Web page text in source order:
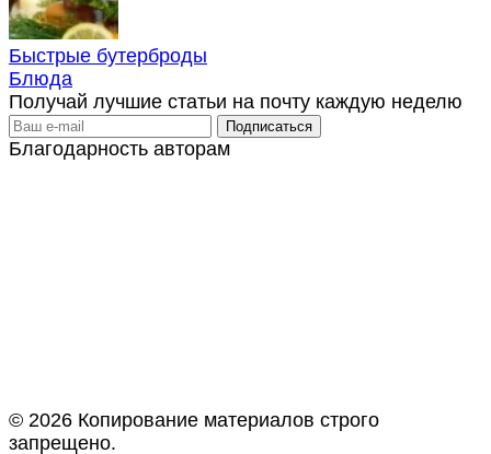
Быстрые бутерброды
Блюда
Получай лучшие статьи на почту каждую неделю
Благодарность авторам
© 2026 Копирование материалов строго
запрещено.